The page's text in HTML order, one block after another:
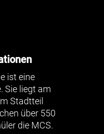
ist eine
Sie liegt am
Stadtteil
über 550
die MCS.